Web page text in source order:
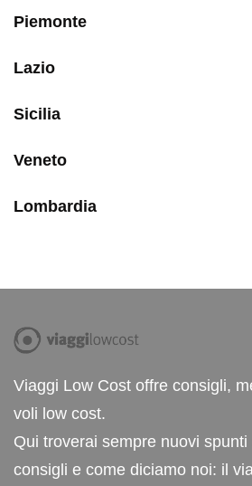
Piemonte
Lazio
Sicilia
Veneto
Lombardia
Viaggi Low Cost offre consigli,
voli low cost.
Qui troverai sempre nuovi spunti
consigli e come diciamo noi: il